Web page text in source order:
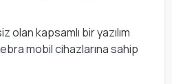
kapsamlı bir yazılım
mobil cihazlarına sahip